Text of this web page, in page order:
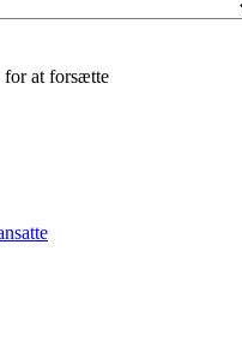
at forsætte